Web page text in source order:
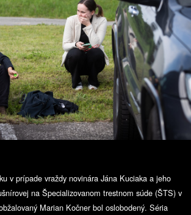
v prípade vraždy novinára Jána Kuciaka a jeho
na Špecializovanom trestnom súde (ŠTS) v
Marian Kočner bol oslobodený. Séria